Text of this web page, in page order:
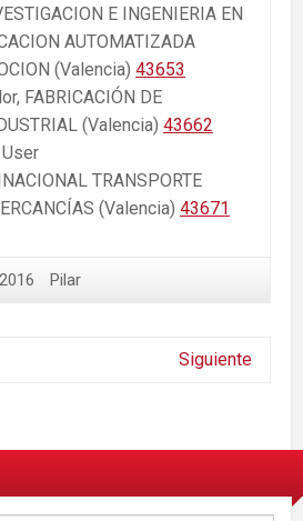
E INGENIERIA EN
AUTOMATIZADA
(Valencia) 43653
FABRICACIÓN DE
(Valencia) 43662
TRANSPORTE
(Valencia) 43671
Pilar
Siguiente